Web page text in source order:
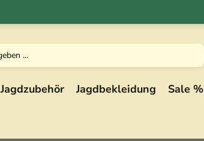
Jagdzubehör Jagdbekleidung Sale %